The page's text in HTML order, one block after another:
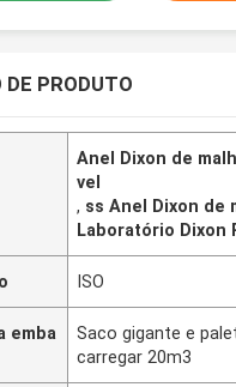
DE PRODUTO
Anel Dixon de
vel
, ss Anel Dixon de
Laboratório Dixon
ISO
emba
Saco gigante e
carregar 20m3